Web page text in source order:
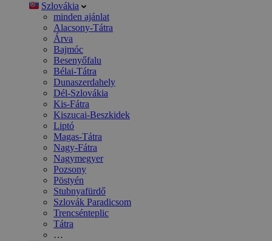
Szlovákia
minden ajánlat
Alacsony-Tátra
Árva
Bajmóc
Besenyőfalu
Bélai-Tátra
Dunaszerdahely
Dél-Szlovákia
Kis-Fátra
Kiszucai-Beszkidek
Liptó
Magas-Tátra
Nagy-Fátra
Nagymegyer
Pozsony
Pöstyén
Stubnyafürdő
Szlovák Paradicsom
Trencsénteplic
Tátra
…